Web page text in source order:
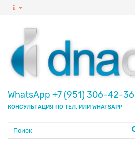
WhatsApp +7 (951) 306-42-36
КОНСУЛЬТАЦИЯ ПО ТЕЛ. ИЛИ WHATSAPP